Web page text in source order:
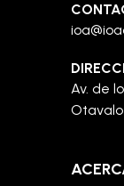
Av. de